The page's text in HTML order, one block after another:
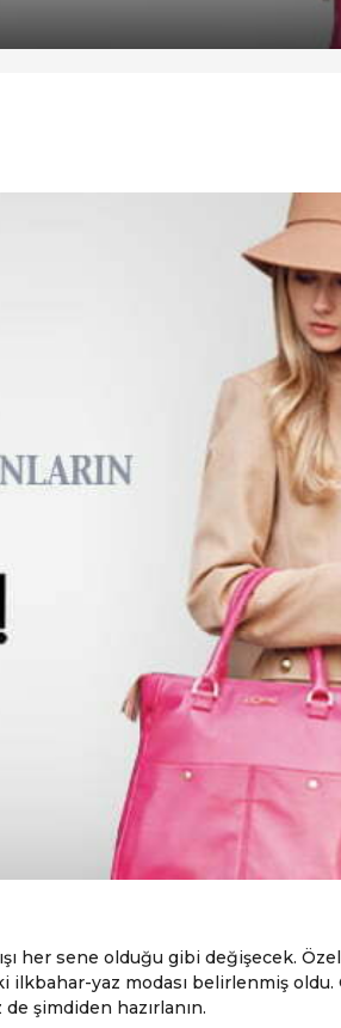
her sene olduğu gibi değişecek.
ilkbahar-yaz modası belirlenmiş
şimdiden hazırlanın.